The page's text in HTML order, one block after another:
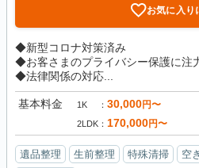
お気に入り
◆新型コロナ対策済み
◆お客さまのプライバシー保護に注
◆法律関係の対応...
基本料金 1K 30,000円〜
2LDK 170,000円〜
遺品整理 生前整理 特殊清掃 空